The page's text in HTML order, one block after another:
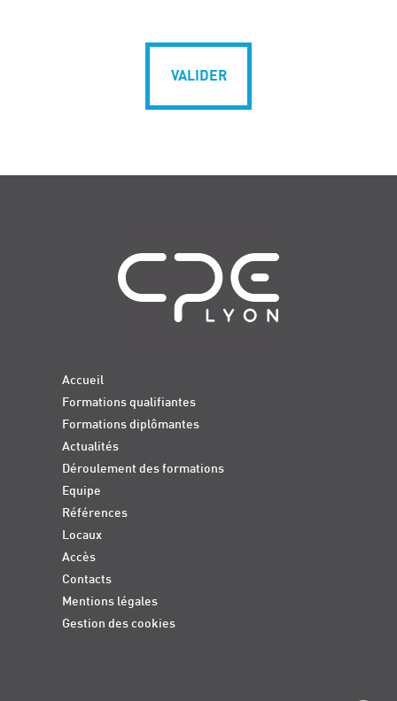
VALIDER
Accueil
Formations qualifiantes
Formations diplômantes
Actualités
Déroulement des formations
Equipe
Références
Locaux
Accès
Contacts
Mentions légales
Gestion des cookies